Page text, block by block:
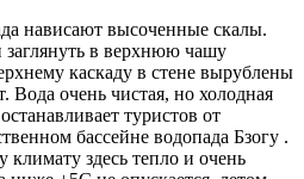
нависают высоченные скалы.
в верхнюю чашу
каскаду в стене вырублены
Вода очень чистая, но холодная
туристов от
бассейне водопада Бзогу .
климату здесь тепло и очень